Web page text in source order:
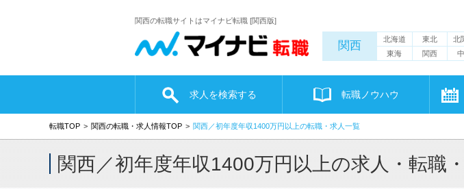
関西の転職サイトはマイナビ転職 [関西版]
関西 北海道 東北 北
東海
関西
求人を検索する 転職ノウハウ
転職TOP 関西の転職・求人情報TOP 関西／初年度年収1400万円以上の転職・求人一覧
関西／初年度年収1400万円以上の求人・転職